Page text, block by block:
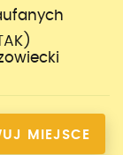
MIEJSCE